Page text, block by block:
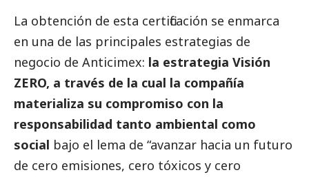
La obtención de esta certificación se enmarca
en una de las principales estrategias de
negocio de Anticimex: la estrategia Visión
ZERO, a través de la cual la compañía
materializa su compromiso con la
responsabilidad tanto ambiental como
social bajo el lema de “avanzar hacia un futuro
de cero emisiones, cero tóxicos y cero